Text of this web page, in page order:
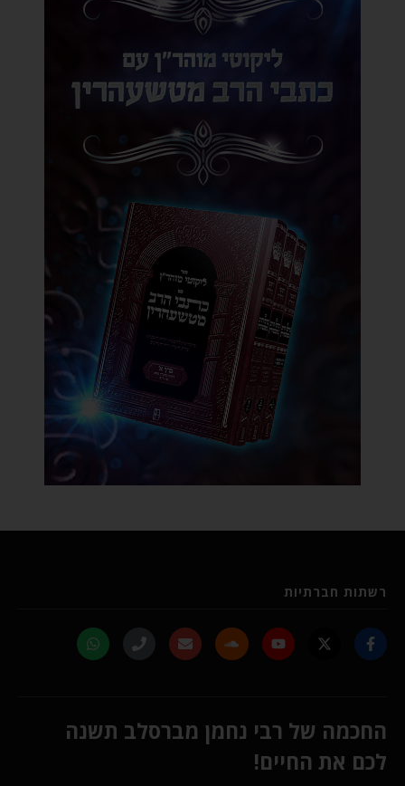
רשתות חברתיות
החכמה של רבי נחמן מברסלב תשנה
לכם את החיים!